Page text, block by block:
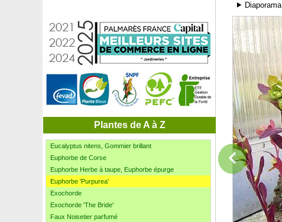
Plantes de A à Z
Escallonia 'Iveyi'
Escallonia macrantha Rose
Escallonia macrantha rouge
Escallonia organiensis Aureovariegata
Estragon
Eucalyptus à petites feuilles
Eucalyptus de Gunn
Eucalyptus 'France Bleu'
Eucalyptus globuleux, Gommier bleu
Eucalyptus nitens, Gommier brillant
Euphorbe de Corse
Euphorbe Herbe à taupe, Euphorbe épurge
Euphorbe 'Purpurea'
Exochorde
Exochorde 'The Bride'
Faux Noisetier parfumé
⯈ Diaporama